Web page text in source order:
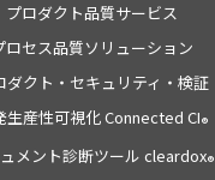
プロダクト品質サービス
ロセス品質ソリューション
ダクト・セキュリティ・検証
生産性可視化 Connected CI®
メント診断ツール cleardox®